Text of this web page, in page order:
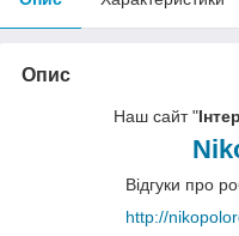
Опис
Наш сайт "
Відгуки про
http://